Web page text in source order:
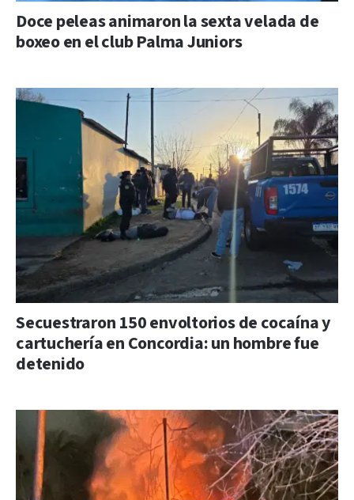
Doce peleas animaron la sexta velada de
boxeo en el club Palma Juniors
Secuestraron 150 envoltorios de cocaína y
cartuchería en Concordia: un hombre fue
detenido